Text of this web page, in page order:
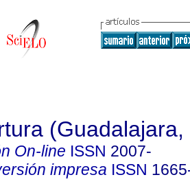
(Guadalajara,
On-line ISSN 2007-
impresa ISSN